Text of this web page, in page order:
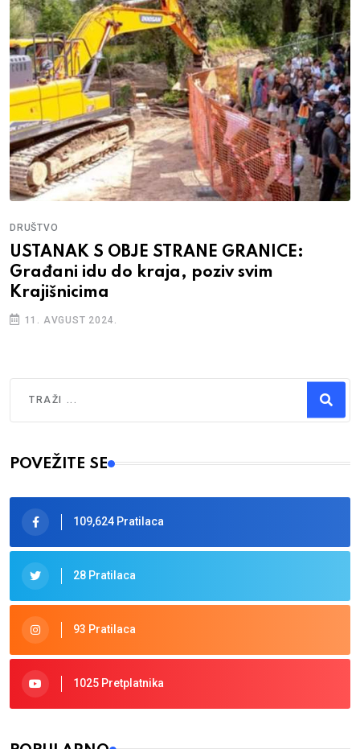
DRUŠTVO
USTANAK S OBJE STRANE GRANICE:
Građani idu do kraja, poziv svim
Krajišnicima
11. AVGUST 2024.
Type 2 or more characters for results.
POVEŽITE SE
109,624 Pratilaca
28 Pratilaca
93 Pratilaca
1025 Pretplatnika